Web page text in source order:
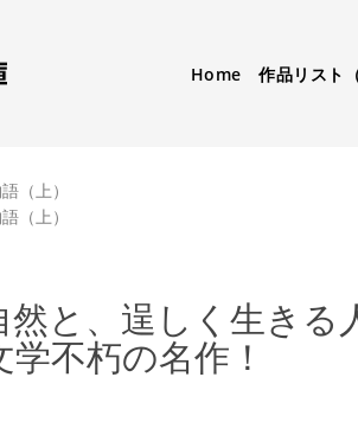
Home 作品リスト
（上）
（上）
と、逞しく生きる
不朽の名作！